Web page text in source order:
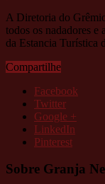
A Diretoria do
todos os nadadores
da Estancia Turística
Compartilhe
Facebook
Twitter
Google +
LinkedIn
Pinterest
Sobre Granja